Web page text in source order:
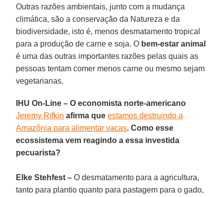
Outras razões ambientais, junto com a mudança
climática, são a conservação da Natureza e da
biodiversidade, isto é, menos desmatamento tropical
para a produção de carne e soja. O bem-estar animal
é uma das outras importantes razões pelas quais as
pessoas tentam comer menos carne ou mesmo sejam
vegetarianas.
IHU On-Line – O economista norte-americano
Jeremy Rifkin afirma queestamos destruindo a
Amazônia para alimentar vacas. Como esse
ecossistema vem reagindo a essa investida
pecuarista?
Elke Stehfest –O desmatamento para a agricultura,
tanto para plantio quanto para pastagem para o gado,